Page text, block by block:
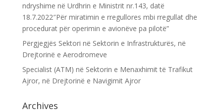
ndryshime në Urdhrin e Ministrit nr.143, datë
18.7.2022″Për miratimin e rregullores mbi rregullat dhe
procedurat për operimin e avionëve pa pilotë”
Përgjegjës Sektori në Sektorin e Infrastrukturës, në
Drejtorinë e Aerodromeve
Specialist (ATM) në Sektorin e Menaxhimit të Trafikut
Ajror, në Drejtorinë e Navigimit Ajror
Archives